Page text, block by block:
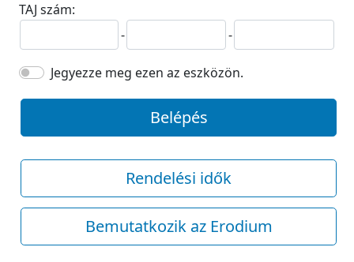
TAJ szám:
-
-
Jegyezze meg ezen az eszközön.
Belépés
Rendelési idők
Bemutatkozik az Erodium